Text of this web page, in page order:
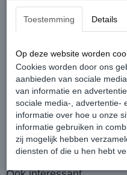
Inhoud / Technische gegevens:
1 x 20 mm
Stroomkabel
1 x Cinch - Stereokabel
1 x 0,5 mm2 Remotekabel
1 x AFSzekeringhoudermet
Toestemming Details
Op deze website worden
Cookies worden door ons
aanbieden van sociale
van informatie en
sociale media-, advertentie-
informatie over hoe u onze
informatie gebruiken in
zij mogelijk hebben
diensten of die u hen hebt